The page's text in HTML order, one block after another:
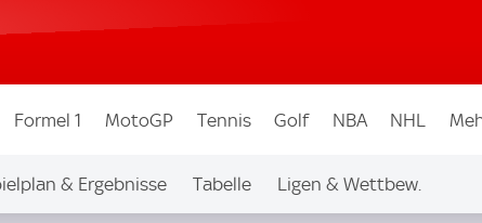
Formel 1 MotoGP Tennis Golf NBA NHL
& Ergebnisse Tabelle Ligen & Wettbew.